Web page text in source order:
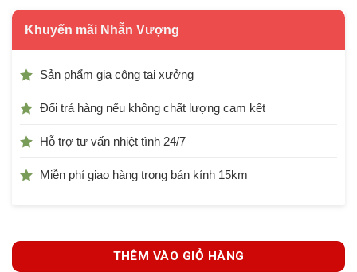
Khuyến mãi Nhẫn Vượng
Sản phẩm gia công tại xưởng
Đổi trả hàng nếu không chất lượng cam kết
Hỗ trợ tư vấn nhiệt tình 24/7
Miễn phí giao hàng trong bán kính 15km
THÊM VÀO GIỎ HÀNG